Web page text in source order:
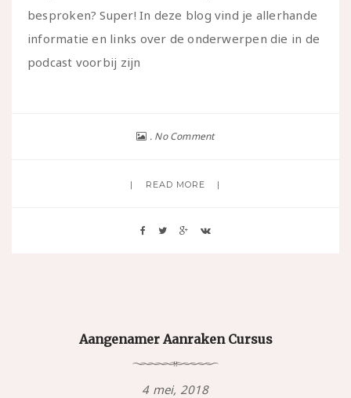
besproken? Super! In deze blog vind je allerhande
informatie en links over de onderwerpen die in de
podcast voorbij zijn
No Comment
READ MORE
Aangenamer Aanraken Cursus
4 mei, 2018